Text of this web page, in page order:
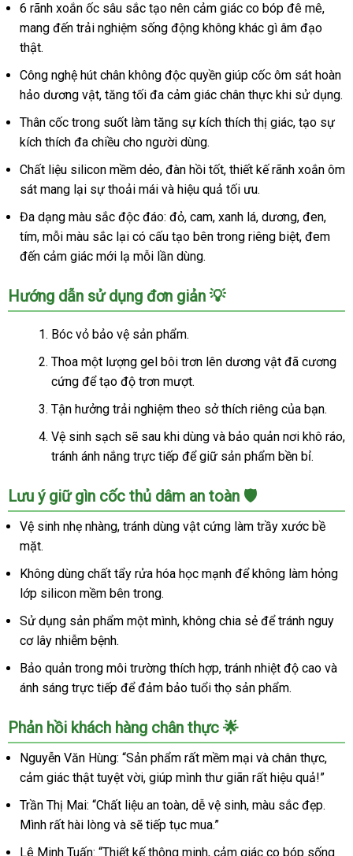
6 rãnh xoắn ốc sâu sắc tạo nên cảm giác co bóp đê mê,
mang đến trải nghiệm sống động không khác gì âm đạo
thật.
Công nghệ hút chân không độc quyền giúp cốc ôm sát hoàn
hảo dương vật, tăng tối đa cảm giác chân thực khi sử dụng.
Thân cốc trong suốt làm tăng sự kích thích thị giác, tạo sự
kích thích đa chiều cho người dùng.
Chất liệu silicon mềm dẻo, đàn hồi tốt, thiết kế rãnh xoắn ôm
sát mang lại sự thoải mái và hiệu quả tối ưu.
Đa dạng màu sắc độc đáo: đỏ, cam, xanh lá, dương, đen,
tím, mỗi màu sắc lại có cấu tạo bên trong riêng biệt, đem
đến cảm giác mới lạ mỗi lần dùng.
Hướng dẫn sử dụng đơn giản 💡
Bóc vỏ bảo vệ sản phẩm.
Thoa một lượng gel bôi trơn lên dương vật đã cương
cứng để tạo độ trơn mượt.
Tận hưởng trải nghiệm theo sở thích riêng của bạn.
Vệ sinh sạch sẽ sau khi dùng và bảo quản nơi khô ráo,
tránh ánh nắng trực tiếp để giữ sản phẩm bền bỉ.
Lưu ý giữ gìn cốc thủ dâm an toàn 🛡️
Vệ sinh nhẹ nhàng, tránh dùng vật cứng làm trầy xước bề
mặt.
Không dùng chất tẩy rửa hóa học mạnh để không làm hỏng
lớp silicon mềm bên trong.
Sử dụng sản phẩm một mình, không chia sẻ để tránh nguy
cơ lây nhiễm bệnh.
Bảo quản trong môi trường thích hợp, tránh nhiệt độ cao và
ánh sáng trực tiếp để đảm bảo tuổi thọ sản phẩm.
Phản hồi khách hàng chân thực 🌟
Nguyễn Văn Hùng: “Sản phẩm rất mềm mại và chân thực,
cảm giác thật tuyệt vời, giúp mình thư giãn rất hiệu quả!”
Trần Thị Mai: “Chất liệu an toàn, dễ vệ sinh, màu sắc đẹp.
Mình rất hài lòng và sẽ tiếp tục mua.”
Lê Minh Tuấn: “Thiết kế thông minh, cảm giác co bóp sống